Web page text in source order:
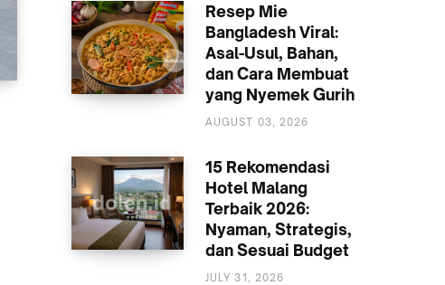
Resep Mie
Bangladesh Viral:
Asal-Usul, Bahan,
dan Cara Membuat
yang Nyemek Gurih
AUGUST 03, 2026
AKOMODASI
15 Rekomendasi
Hotel Malang
Terbaik 2026:
Nyaman, Strategis,
dan Sesuai Budget
JULY 31, 2026